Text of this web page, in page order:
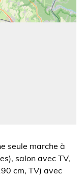
seule marche à
salon avec TV,
cm, TV) avec